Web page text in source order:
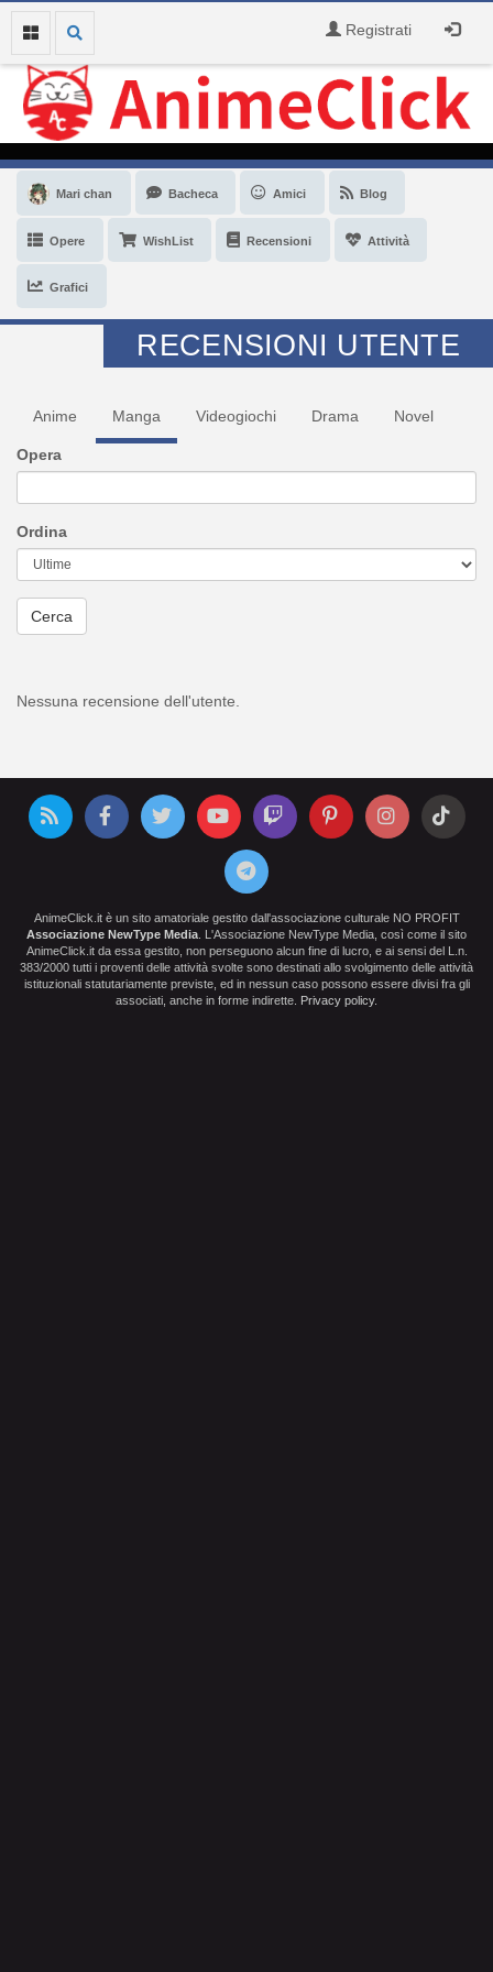
Registrati
Mari chan Bacheca Amici Blog
Opere WishList Recensioni Attività
Grafici
RECENSIONI UTENTE
Anime Manga Videogiochi Drama Novel
Opera
Ordina
Cerca
Nessuna recensione dell'utente.
AnimeClick.it è un sito amatoriale gestito dall'associazione culturale NO PROFIT
Associazione NewType Media . L'Associazione NewType Media, così come il sito
AnimeClick.it da essa gestito, non perseguono alcun fine di lucro, e ai sensi del L.n.
383/2000 tutti i proventi delle attività svolte sono destinati allo svolgimento delle attività
istituzionali statutariamente previste, ed in nessun caso possono essere divisi fra gli
associati, anche in forme indirette. Privacy policy.